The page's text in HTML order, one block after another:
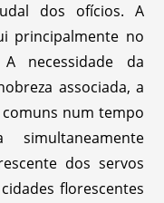
dos ofícios. A
principalmente no
necessidade da
associada, a
num tempo
dos servos
florescentes